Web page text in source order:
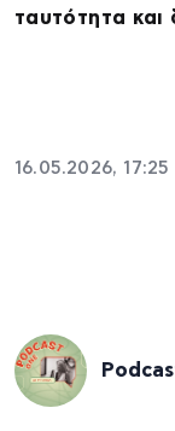
16.05.2026, 17:25
ταυτότητα και